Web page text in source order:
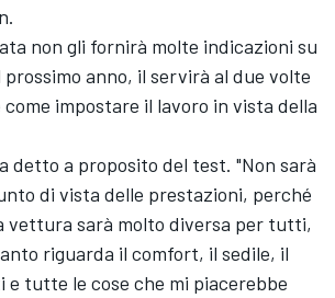
non gli fornirà molte indicazioni su
anno, il servirà al due volte
impostare il lavoro in vista della
detto a proposito del test. "Non sarà
di vista delle prestazioni, perché
vettura sarà molto diversa per tutti,
riguarda il comfort, il sedile, il
e tutte le cose che mi piacerebbe